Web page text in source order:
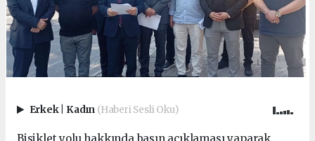
Erkek Kadın (Haberi Sesli Oku)